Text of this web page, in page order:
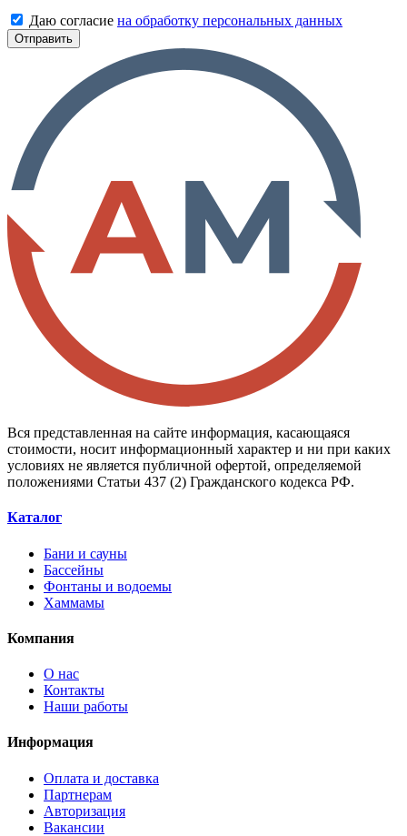
Даю согласие на обработку персональных данных
Отправить
Вся представленная на сайте информация, касающаяся
стоимости, носит информационный характер и ни при каких
условиях не является публичной офертой, определяемой
положениями Статьи 437 (2) Гражданского кодекса РФ.
Каталог
Бани и сауны
Бассейны
Фонтаны и водоемы
Хаммамы
Компания
О нас
Контакты
Наши работы
Информация
Оплата и доставка
Партнерам
Авторизация
Вакансии